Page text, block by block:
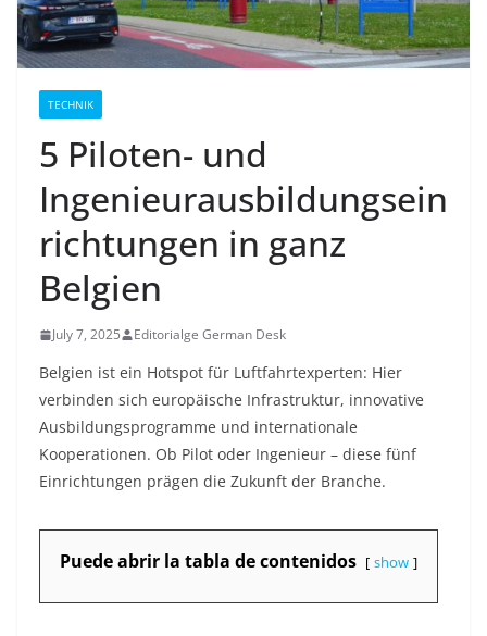
TECHNIK
5 Piloten- und
Ingenieurausbildungsein
richtungen in ganz
Belgien
July 7, 2025 Editorialge German Desk
Belgien ist ein Hotspot für Luftfahrtexperten: Hier
verbinden sich europäische Infrastruktur, innovative
Ausbildungsprogramme und internationale
Kooperationen. Ob Pilot oder Ingenieur – diese fünf
Einrichtungen prägen die Zukunft der Branche.
Puede abrir la tabla de contenidos show